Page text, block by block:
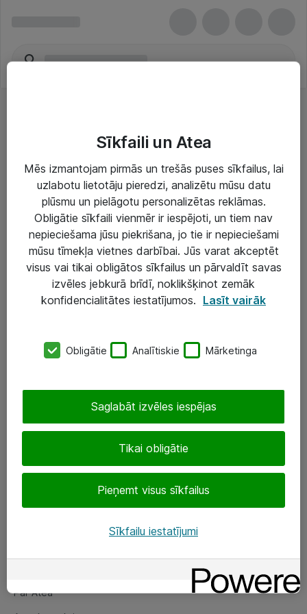
Risinājumi & Pakalpojumi
IT serviss un atbalsts
IT infrastruktūra
Darba vietu IT risinājumi
Serveri un datu centri
SIA „ATEA”
eShop@atea.lv
Sekojiet mums
Par Atea
Par Atea
Sīkfaili un Atea
Mēs izmantojam pirmās un trešās puses sīkfailus, lai
uzlabotu lietotāju pieredzi, analizētu mūsu datu
plūsmu un pielāgotu personalizētas reklāmas.
Obligātie sīkfaili vienmēr ir iespējoti, un tiem nav
nepieciešama jūsu piekrišana, jo tie ir nepieciešami
mūsu tīmekļa vietnes darbībai. Jūs varat akceptēt
visus vai tikai obligātos sīkfailus un pārvaldīt savas
izvēles jebkurā brīdī, noklikšķinot zemāk
konfidencialitātes iestatījumos. Lasīt vairāk
Obligātie Analītiskie Mārketinga
Tikai obligātie
Pieņemt visus sīkfailus
Saglabāt izvēles iespējas
Sīkfailu iestatījumi